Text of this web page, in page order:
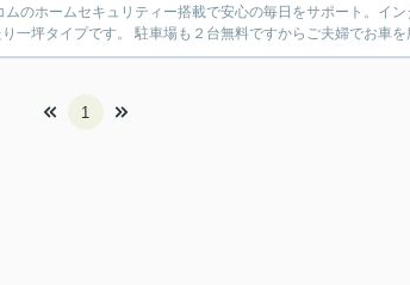
のホームセキュリティー搭載で安心の毎日をサポート。イ
一坪タイプです。 駐車場も２台無料ですからご夫婦でお車を
1